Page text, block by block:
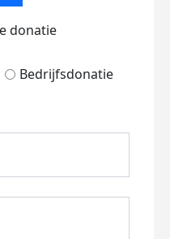
donatie
Bedrijfsdonatie